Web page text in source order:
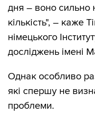
дня – воно
кількість", – каже
німецького
досліджень імені
Однак особливо
які спершу не
проблеми.